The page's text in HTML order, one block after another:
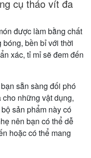
cụ tháo vít đa
được làm bằng chất
bền bỉ với thời
xác, tỉ mỉ sẽ đem đến
sẵn sàng đối phó
những vật dụng,
sản phẩm này có
nên bạn có thể dễ
hoặc có thể mang